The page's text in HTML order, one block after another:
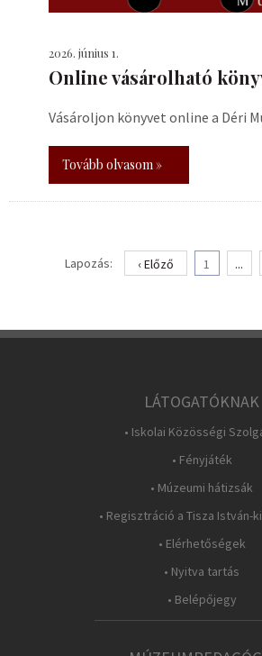
2026. június 1.
Online vásárolható
Vásároljon könyvet online a Déri
Tovább olvasom »
Lapozás: ‹ Előző 1 ...
LÁTOGATÓKNAK
• Iskolai Közösségi
• Fényjáték
• Múzeumi hátizsák
• Regisztráció a Tisza István-
• Elérhetőségek
• Nyitva tartás
• Belépőjegy